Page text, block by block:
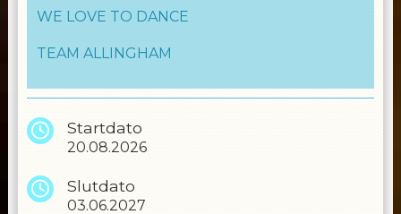
WE LOVE TO DANCE
TEAM ALLINGHAM
Startdato
20.08.2026
Slutdato
03.06.2027